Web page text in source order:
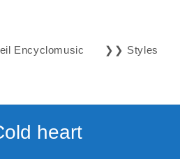
Encyclomusic ❯❯ Styles
heart